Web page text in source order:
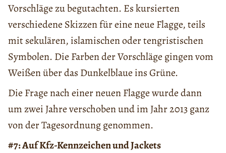
Vorschläge zu begutachten. Es kursierten
verschiedene Skizzen für eine neue Flagge, teils
mit sekulären, islamischen oder tengristischen
Symbolen. Die Farben der Vorschläge gingen vom
Weißen über das Dunkelblaue ins Grüne.
Die Frage nach einer neuen Flagge wurde dann
um zwei Jahre verschoben und im Jahr 2013 ganz
von der Tagesordnung genommen.
#7: Auf Kfz-Kennzeichen und Jackets